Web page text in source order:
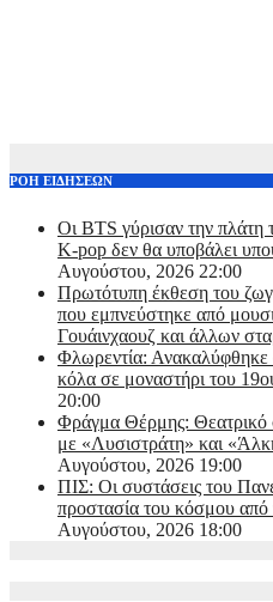
ΡΟΗ ΕΙΔΗΣΕΩΝ
Οι BTS γύρισαν την πλάτη
K-pop δεν θα υποβάλει
Αυγούστου, 2026 22:00
Πρωτότυπη έκθεση του
που εμπνεύστηκε από
Γουάινχαουζ και άλλων
Φλωρεντία: Ανακαλύφθηκε
κόλα σε μοναστήρι του
20:00
Φράγμα Θέρμης: Θεατρικό
με «Λυσιστράτη» και
Αυγούστου, 2026 19:00
ΠΙΣ: Οι συστάσεις του
προστασία του κόσμου από
Αυγούστου, 2026 18:00